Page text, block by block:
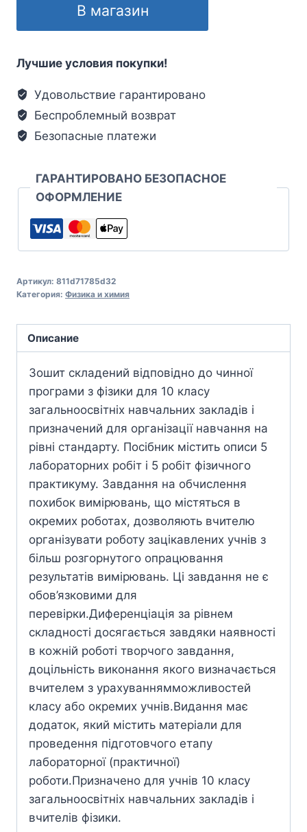
В магазин
Лучшие условия покупки!
Удовольствие гарантировано
Беспроблемный возврат
Безопасные платежи
ГАРАНТИРОВАНО БЕЗОПАСНОЕ
ОФОРМЛЕНИЕ
Артикул: 811d71785d32
Категория: Физика и химия
Описание
Зошит складений відповідно до чинної
програми з фізики для 10 класу
загальноосвітніх навчальних закладів і
призначений для організації навчання на
рівні стандарту. Посібник містить описи 5
лабораторних робіт і 5 робіт фізичного
практикуму. Завдання на обчислення
похибок вимірювань, що містяться в
окремих роботах, дозволяють вчителю
організувати роботу зацікавлених учнів з
більш розгорнутого опрацювання
результатів вимірювань. Ці завдання не є
обов’язковими для
перевірки.Диференціація за рівнем
складності досягається завдяки наявності
в кожній роботі творчого завдання,
доцільність виконання якого визначається
вчителем з урахуваннямможливостей
класу або окремих учнів.Видання має
додаток, який містить матеріали для
проведення підготовчого етапу
лабораторної (практичної)
роботи.Призначено для учнів 10 класу
загальноосвітніх навчальних закладів і
вчителів фізики.